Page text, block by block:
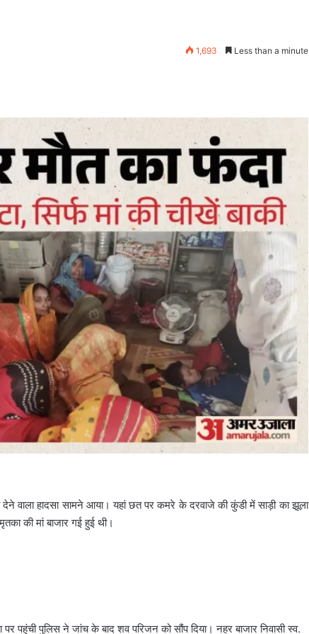
1,693 Less than a minute
वाला हादसा सामने आया। यहां छत पर कमरे के दरवाजे की कुंडी में साड़ी का झूला
की मां बाजार गई हुई थी।
पुलिस ने जांच के बाद शव परिजन को सौंप दिया। नहर बाजार निवासी स्व.